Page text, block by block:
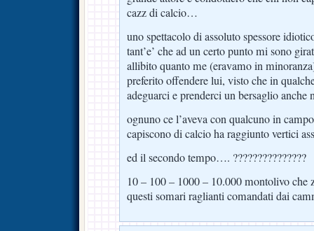
cazz di calcio…
uno spettacolo di assoluto spessore
tant’e’ che ad un certo punto mi sono
allibito quanto me (eravamo in
preferito offendere lui, visto che in
adeguarci e prenderci un bersaglio
ognuno ce l’aveva con qualcuno in
capiscono di calcio ha raggiunto vertici
ed il secondo tempo…. ???????????????
10 – 100 – 1000 – 10.000 montolivo
questi somari raglianti comandati dai